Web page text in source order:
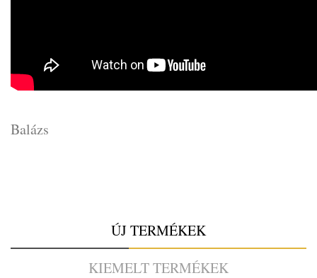
Balázs
ÚJ TERMÉKEK
KIEMELT TERMÉKEK